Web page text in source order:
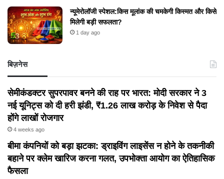
न्यूमेरोलॉजी स्पेशल:किस मूलांक की चमकेगी किस्मत और किसे
मिलेगी बड़ी सफलता?
1 day ago
बिज़नेस
सेमीकंडक्टर सुपरपावर बनने की राह पर भारत: मोदी सरकार ने 3
नई यूनिट्स को दी हरी झंडी, ₹1.26 लाख करोड़ के निवेश से पैदा
होंगे लाखों रोजगार
4 weeks ago
बीमा कंपनियों को बड़ा झटका: ड्राइविंग लाइसेंस न होने के तकनीकी
बहाने पर क्लेम खारिज करना गलत, उपभोक्ता आयोग का ऐतिहासिक
फैसला